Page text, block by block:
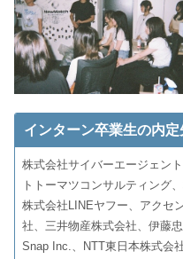
インターン卒業生の内定
株式会社サイバーエージェン
トトーマツコンサルティング
株式会社LINEヤフー、アクセ
社、三井物産株式会社、伊藤
Snap Inc.、NTT東日本株式会